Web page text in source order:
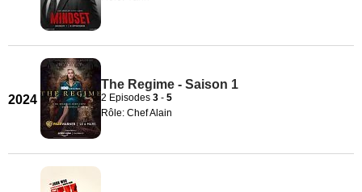
2024
The Regime - Saison 1
2 Episodes 3 - 5
Rôle: Chef Alain